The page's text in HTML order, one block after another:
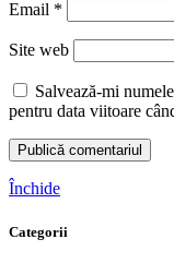
Email *
Site web
Salvează-mi
pentru data viitoare
Închide
Categorii